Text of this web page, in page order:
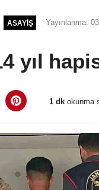
ASAYIŞ Yayınlanma:
yıl
1 dk okunma